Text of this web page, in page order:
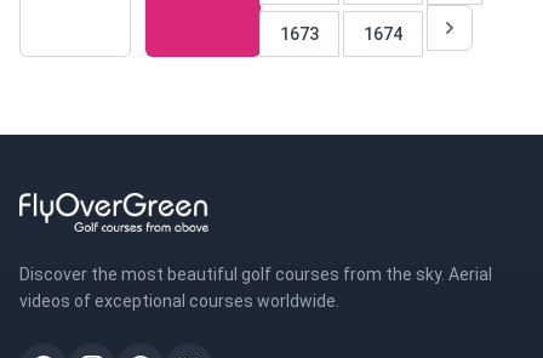
1673 1674
Discover the most beautiful golf courses from the sky. Aerial
videos of exceptional courses worldwide.